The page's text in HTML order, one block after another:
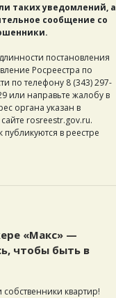
таких уведомлений, а
сообщение со
постановления
Росреестра по
по телефону 8 (343) 297-
или направьте жалобу в
органа указан в
rosreestr.gov.ru.
публикуются в реестре
«Макс» —
чтобы быть в
квартир!